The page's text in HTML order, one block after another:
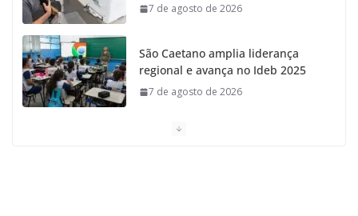
7 de agosto de 2026
São Caetano amplia liderança
regional e avança no Ideb 2025
7 de agosto de 2026
Casa do Artesão de São Caetano do Sul celebra 25